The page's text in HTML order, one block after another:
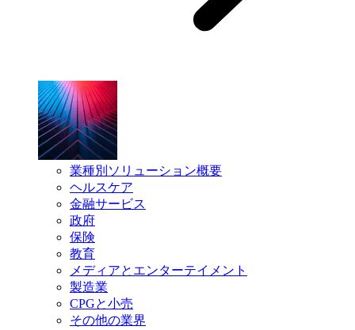
業種別ソリューション概要
ヘルスケア
金融サービス
政府
保険
教育
メディアとエンターテイメント
製造業
CPGと小売
その他の業界